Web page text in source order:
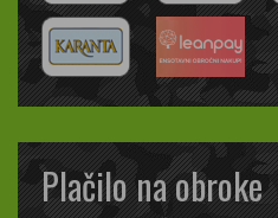
Plačilo na obroke